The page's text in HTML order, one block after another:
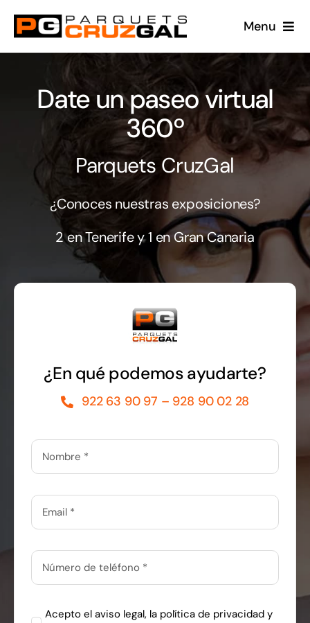
Saltar
contenido
Menu
Conócenos
Productos
Proyectos
Blog
360
Contacto
Date un paseo virtual
360º
Parquets CruzGal
¿Conoces nuestras exposiciones?
2 en Tenerife y 1 en Gran Canaria
¿En qué podemos ayudarte?
922 63 90 97 – 928 90 02 28
Acepto elaviso legal, la política de privacidad y